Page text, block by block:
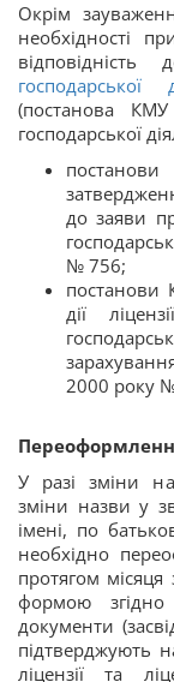
Окрім
необхідності
господарської
(постанова
господарської
до заяви
№ 756;
постанови
дії
2000 року
У разі зміни
зміни назви у
імені, по
необхідно
протягом
формою
документи
підтверджують
ліцензії та